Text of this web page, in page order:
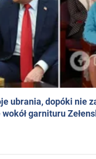
ubrania, dopóki nie
garnituru